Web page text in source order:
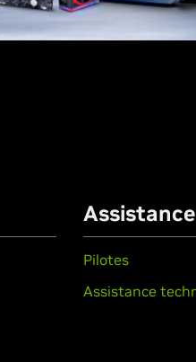
Assistance
Pilotes
Assistance